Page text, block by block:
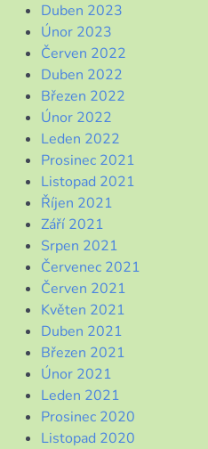
Duben 2023
Únor 2023
Červen 2022
Duben 2022
Březen 2022
Únor 2022
Leden 2022
Prosinec 2021
Listopad 2021
Říjen 2021
Září 2021
Srpen 2021
Červenec 2021
Červen 2021
Květen 2021
Duben 2021
Březen 2021
Únor 2021
Leden 2021
Prosinec 2020
Listopad 2020